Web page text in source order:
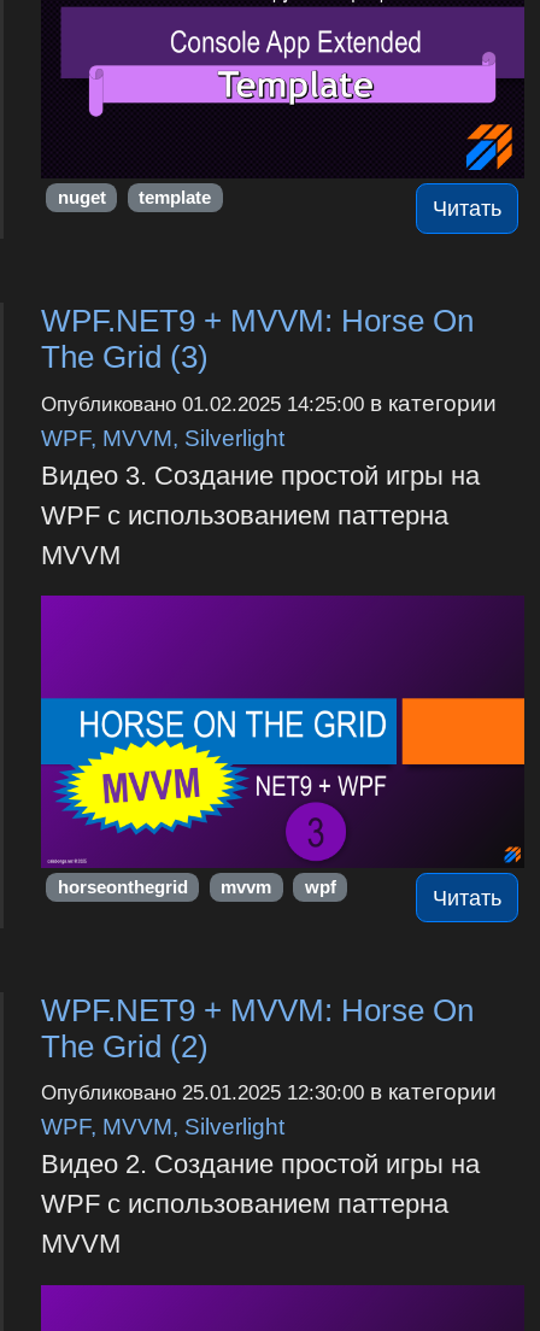
Читать
nuget template
WPF.NET9 + MVVM: Horse On
The Grid (3)
Опубликовано 01.02.2025 14:25:00в категории
WPF, MVVM, Silverlight
Видео 3. Создание простой игры на
WPF с использованием паттерна
MVVM
Читать
horseonthegrid mvvm wpf
WPF.NET9 + MVVM: Horse On
The Grid (2)
Опубликовано 25.01.2025 12:30:00в категории
WPF, MVVM, Silverlight
Видео 2. Создание простой игры на
WPF с использованием паттерна
MVVM